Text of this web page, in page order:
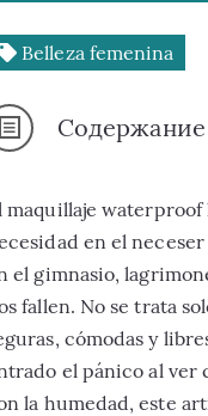
Belleza femenina
Содержание
maquillaje
en el
el gimnasio,
fallen. No se trata
cómodas y
el pánico al ver
la humedad, este